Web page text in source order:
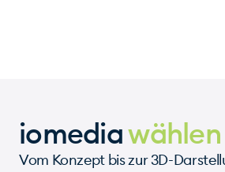
iomediawählen
Vom Konzept bis zur 3D-